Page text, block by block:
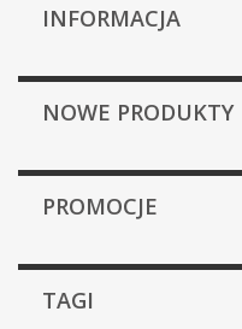
INFORMACJA
NOWE PRODUKTY
PROMOCJE
TAGI